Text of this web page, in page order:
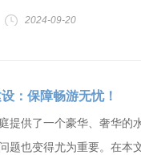
2024-09-20
：保障畅游无忧！
提供了一个豪华、奢华的
题也变得尤为重要。在本